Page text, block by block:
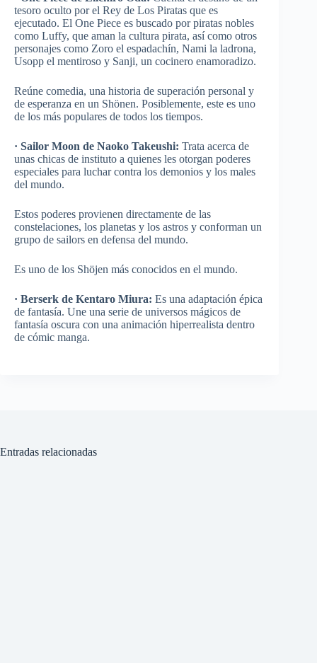
tesoro oculto por el Rey de Los Piratas que es
ejecutado. El One Piece es buscado por piratas nobles
como Luffy, que aman la cultura pirata, así como otros
personajes como Zoro el espadachín, Nami la ladrona,
Usopp el mentiroso y Sanji, un cocinero enamoradizo.
Reúne comedia, una historia de superación personal y
de esperanza en un Shönen. Posiblemente, este es uno
de los más populares de todos los tiempos.
· Sailor Moon de Naoko Takeushi: Trata acerca de
unas chicas de instituto a quienes les otorgan poderes
especiales para luchar contra los demonios y los males
del mundo.
Estos poderes provienen directamente de las
constelaciones, los planetas y los astros y conforman un
grupo de sailors en defensa del mundo.
Es uno de los Shöjen más conocidos en el mundo.
· Berserk de Kentaro Miura: Es una adaptación épica
de fantasía. Une una serie de universos mágicos de
fantasía oscura con una animación hiperrealista dentro
de cómic manga.
Entradas relacionadas